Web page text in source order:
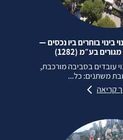
בינוי בוחרים ביו נכסים —
בע״מ (1282)
עובדים בסביבה מורכבת,
משתנים: כל...
קריאה